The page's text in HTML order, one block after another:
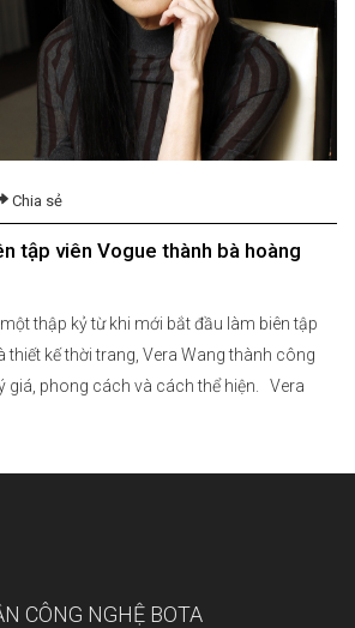
Chia sẻ
tập viên Vogue thành bà hoàng
thập kỷ từ khi mới bắt đầu làm biên tập
thiết kế thời trang, Vera Wang thành công
giá, phong cách và cách thể hiện. Vera
thời trang cưới của bà: “Màu […]
CÔNG NGHỆ BOTA